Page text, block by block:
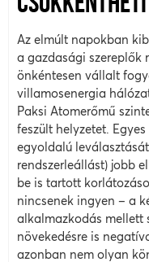
Az elmúlt napokban
a gazdasági szereplők
önkéntesen vállalt
villamosenergia
Paksi Atomerőmű
feszült helyzetet.
egyoldalú
rendszerleállást) jobb
be is tartott
nincsenek ingyen – a
alkalmazkodás mellett
növekedésre is
azonban nem olyan